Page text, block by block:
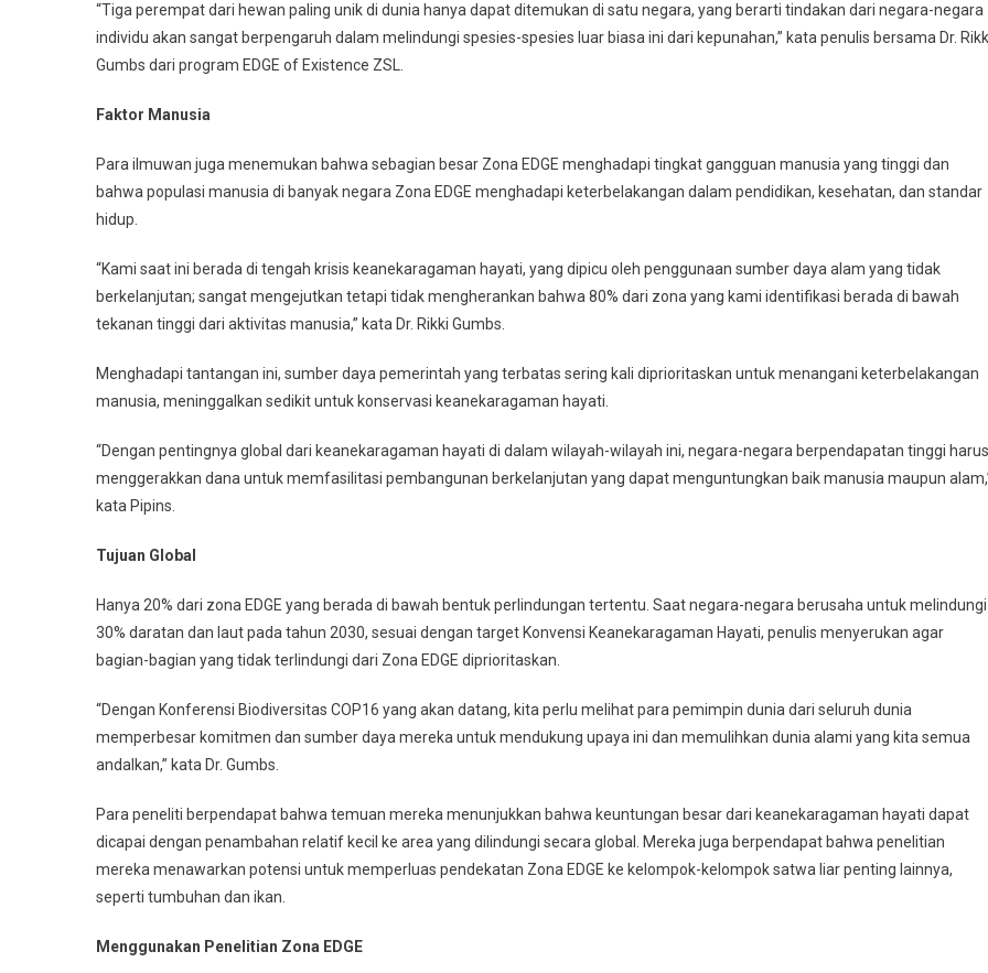
“Tiga perempat dari hewan paling unik di dunia hanya dapat ditemukan di satu negara, yang berarti tindakan dari negara-negara
individu akan sangat berpengaruh dalam melindungi spesies-spesies luar biasa ini dari kepunahan,” kata penulis bersama Dr.
Gumbs dari program EDGE of Existence ZSL.
Faktor Manusia
Para ilmuwan juga menemukan bahwa sebagian besar Zona EDGE menghadapi tingkat gangguan manusia yang tinggi dan
bahwa populasi manusia di banyak negara Zona EDGE menghadapi keterbelakangan dalam pendidikan, kesehatan, dan standar
hidup.
“Kami saat ini berada di tengah krisis keanekaragaman hayati, yang dipicu oleh penggunaan sumber daya alam yang tidak
berkelanjutan; sangat mengejutkan tetapi tidak mengherankan bahwa 80% dari zona yang kami identifikasi berada di bawah
tekanan tinggi dari aktivitas manusia,” kata Dr. Rikki Gumbs.
Menghadapi tantangan ini, sumber daya pemerintah yang terbatas sering kali diprioritaskan untuk menangani keterbelakangan
manusia, meninggalkan sedikit untuk konservasi keanekaragaman hayati.
“Dengan pentingnya global dari keanekaragaman hayati di dalam wilayah-wilayah ini, negara-negara berpendapatan tinggi harus
menggerakkan dana untuk memfasilitasi pembangunan berkelanjutan yang dapat menguntungkan baik manusia maupun
kata Pipins.
Tujuan Global
Hanya 20% dari zona EDGE yang berada di bawah bentuk perlindungan tertentu. Saat negara-negara berusaha untuk melindungi
30% daratan dan laut pada tahun 2030, sesuai dengan target Konvensi Keanekaragaman Hayati, penulis menyerukan agar
bagian-bagian yang tidak terlindungi dari Zona EDGE diprioritaskan.
“Dengan Konferensi Biodiversitas COP16 yang akan datang, kita perlu melihat para pemimpin dunia dari seluruh dunia
memperbesar komitmen dan sumber daya mereka untuk mendukung upaya ini dan memulihkan dunia alami yang kita semua
andalkan,” kata Dr. Gumbs.
Para peneliti berpendapat bahwa temuan mereka menunjukkan bahwa keuntungan besar dari keanekaragaman hayati dapat
dicapai dengan penambahan relatif kecil ke area yang dilindungi secara global. Mereka juga berpendapat bahwa penelitian
mereka menawarkan potensi untuk memperluas pendekatan Zona EDGE ke kelompok-kelompok satwa liar penting lainnya,
seperti tumbuhan dan ikan.
Menggunakan Penelitian Zona EDGE